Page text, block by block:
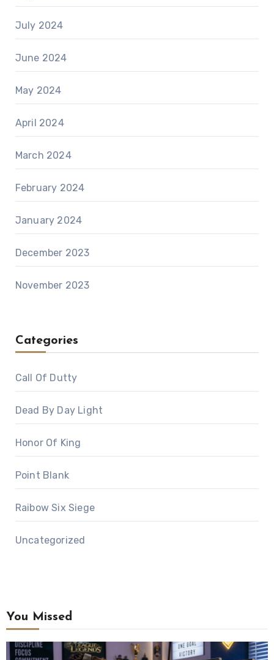
July 2024
June 2024
May 2024
April 2024
March 2024
February 2024
January 2024
December 2023
November 2023
Categories
Call Of Dutty
Dead By Day Light
Honor Of King
Point Blank
Raibow Six Siege
Uncategorized
You Missed